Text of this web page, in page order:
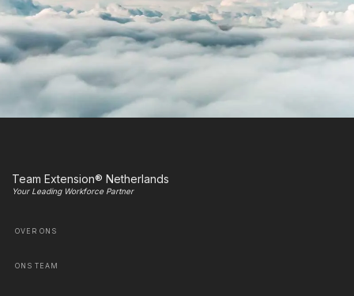
Team Extension® Netherlands
Your Leading Workforce Partner
OVER ONS
ONS TEAM